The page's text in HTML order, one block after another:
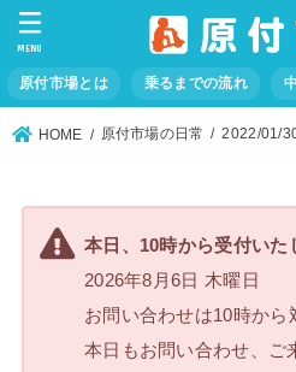
原付市場とは 乗るまでの流れ
MENU
HOME 原付市場の日常 2022/01/
本日、10時から受付いた
2026年8月6日 木曜日
お問い合わせは10時から
本日もお問い合わせ、ご